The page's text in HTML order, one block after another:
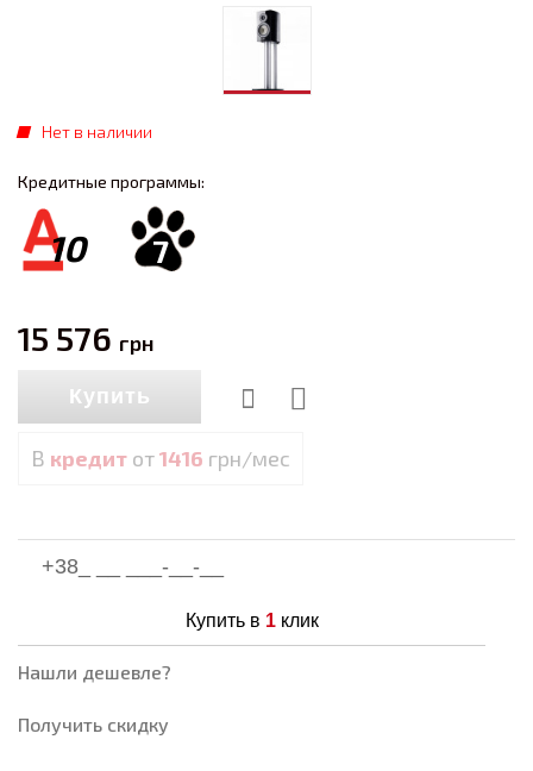
Нет в наличии
Кредитные программы:
10 7
15 576 грн
Купить
В кредит от1416 грн/мес
Купить в 1клик
Нашли дешевле?
Получить скидку